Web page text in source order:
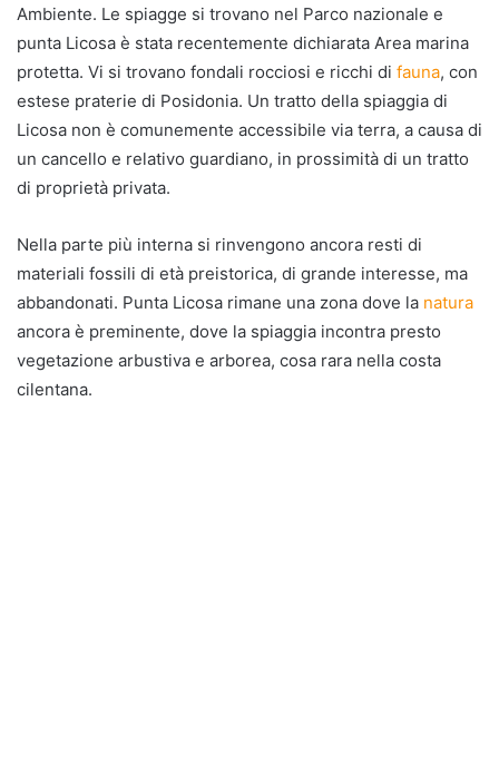
Ambiente. Le spiagge si trovano nel Parco nazionale e
punta Licosa è stata recentemente dichiarata Area marina
protetta. Vi si trovano fondali rocciosi e ricchi di fauna, con
estese praterie di Posidonia. Un tratto della spiaggia di
Licosa non è comunemente accessibile via terra, a causa di
un cancello e relativo guardiano, in prossimità di un tratto
di proprietà privata.
Nella parte più interna si rinvengono ancora resti di
materiali fossili di età preistorica, di grande interesse, ma
abbandonati. Punta Licosa rimane una zona dove la natura
ancora è preminente, dove la spiaggia incontra presto
vegetazione arbustiva e arborea, cosa rara nella costa
cilentana.